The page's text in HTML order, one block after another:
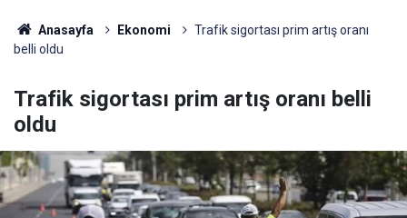
Anasayfa Ekonomi
Trafik sigortası prim artış oranı
belli oldu
Trafik sigortası prim artış oranı belli
oldu